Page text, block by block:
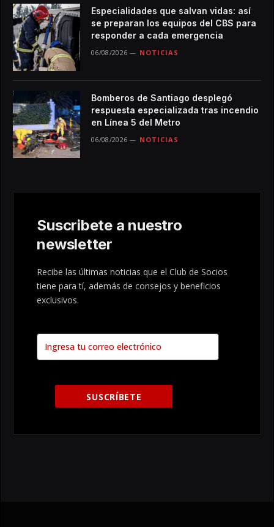
Especialidades que salvan vidas: así
se preparan los equipos del CBS para
responder a cada emergencia
06/08/2026 NOTICIAS
Bomberos de Santiago desplegó
respuesta especializada tras incendio
en Línea 5 del Metro
06/08/2026 NOTICIAS
Suscribete a nuestro
newsletter
Recibe las últimas noticias que el Club de Socios
tiene para tí, además de consejos y beneficios
exclusivos.